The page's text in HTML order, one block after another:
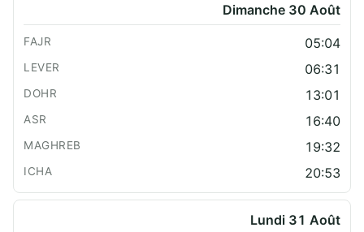
Dimanche 30 Août
05:04
06:31
13:01
16:40
19:32
20:53
Lundi 31 Août